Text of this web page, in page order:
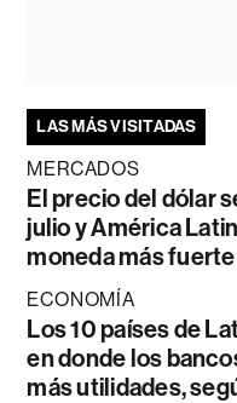
LAS MÁS VISITADAS
MERCADOS
El precio del dólar
julio y América
moneda más
ECONOMÍA
Los 10 países de
en donde los
más utilidades,